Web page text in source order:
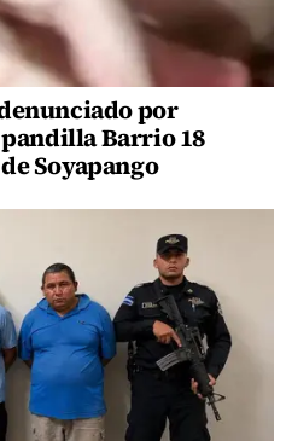
por
Barrio 18
Soyapango